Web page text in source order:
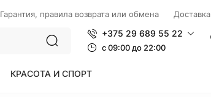
Гарантия, правила возврата или обмена Доставка
+375 29 689 55 22
c 09:00 до 22:00
КРАСОТА И СПОРТ